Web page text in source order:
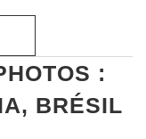
:
BRÉSIL